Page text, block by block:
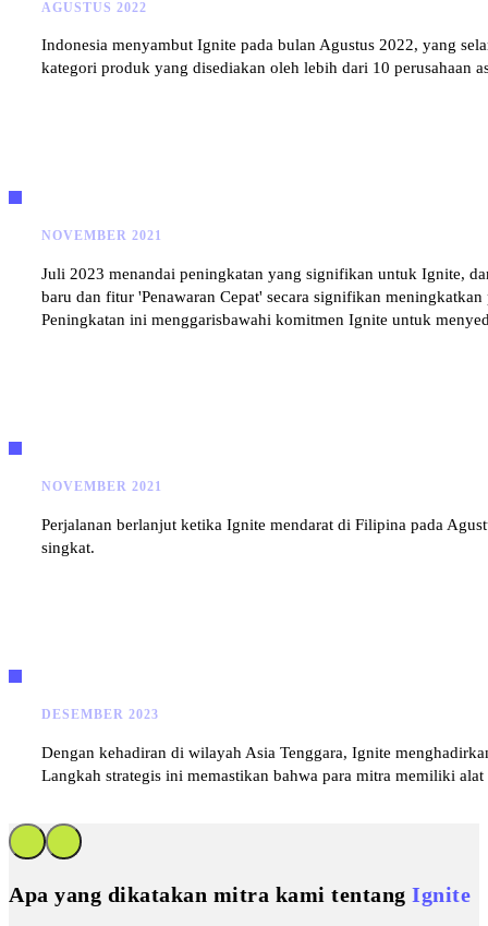
AGUSTUS 2022
Indonesia menyambut Ignite pada bulan Agustus 2022, yang
kategori produk yang disediakan oleh lebih dari 10 perusahaan
NOVEMBER 2021
Juli 2023 menandai peningkatan yang signifikan untuk Ignite,
baru dan fitur 'Penawaran Cepat' secara signifikan
Peningkatan ini menggarisbawahi komitmen Ignite untuk
NOVEMBER 2021
Perjalanan berlanjut ketika Ignite mendarat di Filipina pada
singkat.
DESEMBER 2023
Dengan kehadiran di wilayah Asia Tenggara, Ignite
Langkah strategis ini memastikan bahwa para mitra memiliki
Apa yang dikatakan mitra kami tentang Ignite